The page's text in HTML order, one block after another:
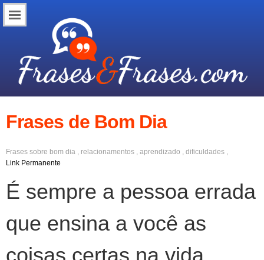
Frases de Bom Dia
Frases sobre bom dia , relacionamentos , aprendizado , dificuldades ,
superação,otimismo
Link Permanente
É sempre a pessoa errada
que ensina a você as